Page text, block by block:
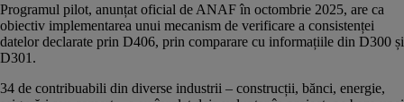
Programul pilot, anunțat oficial de ANAF în octombrie 2025, are ca
obiectiv implementarea unui mecanism de verificare a consistenței
datelor declarate prin D406, prin comparare cu informațiile din D300 și
D301.
34 de contribuabili din diverse industrii – construcții, bănci, energie,